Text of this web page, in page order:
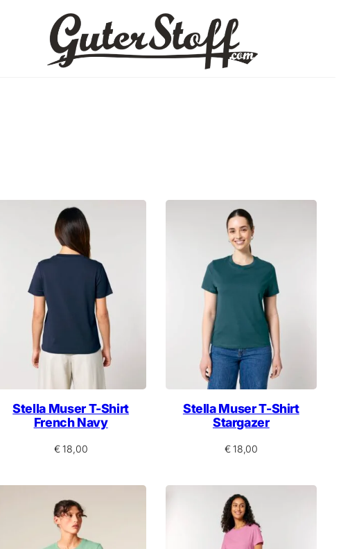
Stella Muser T-Shirt
French Navy
€18,00
Stella Muser T-Shirt
Stargazer
€18,00